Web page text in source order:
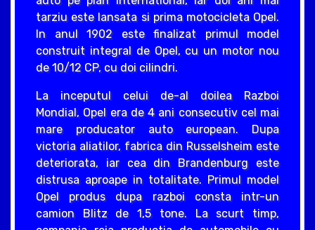
tarziu este lansata si prima motocicleta Opel.
In anul 1902 este finalizat primul model
construit integral de Opel, cu un motor nou
de 10/12 CP, cu doi cilindri.
La inceputul celui de-al doilea Razboi
Mondial, Opel era de 4 ani consecutiv cel mai
mare producator auto european. Dupa
victoria aliatilor, fabrica din Russelsheim este
deteriorata, iar cea din Brandenburg este
distrusa aproape in totalitate. Primul model
Opel produs dupa razboi consta intr-un
camion Blitz de 1,5 tone. La scurt timp,